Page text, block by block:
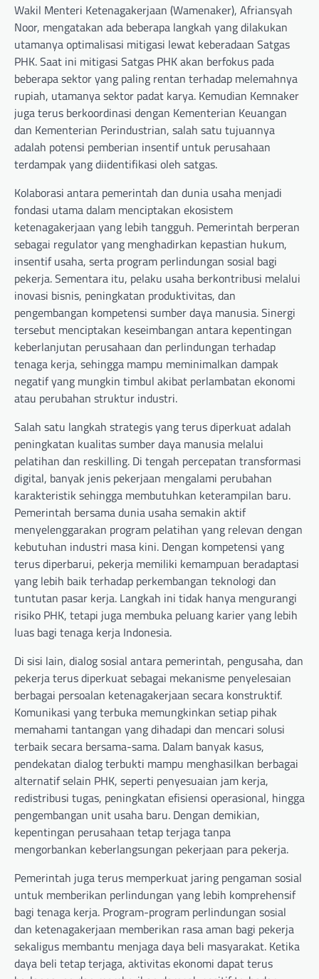
Wakil Menteri Ketenagakerjaan (Wamenaker), Afriansyah
Noor, mengatakan ada beberapa langkah yang dilakukan
utamanya optimalisasi mitigasi lewat keberadaan Satgas
PHK. Saat ini mitigasi Satgas PHK akan berfokus pada
beberapa sektor yang paling rentan terhadap melemahnya
rupiah, utamanya sektor padat karya. Kemudian Kemnaker
juga terus berkoordinasi dengan Kementerian Keuangan
dan Kementerian Perindustrian, salah satu tujuannya
adalah potensi pemberian insentif untuk perusahaan
terdampak yang diidentifikasi oleh satgas.
Kolaborasi antara pemerintah dan dunia usaha menjadi
fondasi utama dalam menciptakan ekosistem
ketenagakerjaan yang lebih tangguh. Pemerintah berperan
sebagai regulator yang menghadirkan kepastian hukum,
insentif usaha, serta program perlindungan sosial bagi
pekerja. Sementara itu, pelaku usaha berkontribusi melalui
inovasi bisnis, peningkatan produktivitas, dan
pengembangan kompetensi sumber daya manusia. Sinergi
tersebut menciptakan keseimbangan antara kepentingan
keberlanjutan perusahaan dan perlindungan terhadap
tenaga kerja, sehingga mampu meminimalkan dampak
negatif yang mungkin timbul akibat perlambatan ekonomi
atau perubahan struktur industri.
Salah satu langkah strategis yang terus diperkuat adalah
peningkatan kualitas sumber daya manusia melalui
pelatihan dan reskilling. Di tengah percepatan transformasi
digital, banyak jenis pekerjaan mengalami perubahan
karakteristik sehingga membutuhkan keterampilan baru.
Pemerintah bersama dunia usaha semakin aktif
menyelenggarakan program pelatihan yang relevan dengan
kebutuhan industri masa kini. Dengan kompetensi yang
terus diperbarui, pekerja memiliki kemampuan beradaptasi
yang lebih baik terhadap perkembangan teknologi dan
tuntutan pasar kerja. Langkah ini tidak hanya mengurangi
risiko PHK, tetapi juga membuka peluang karier yang lebih
luas bagi tenaga kerja Indonesia.
Di sisi lain, dialog sosial antara pemerintah, pengusaha, dan
pekerja terus diperkuat sebagai mekanisme penyelesaian
berbagai persoalan ketenagakerjaan secara konstruktif.
Komunikasi yang terbuka memungkinkan setiap pihak
memahami tantangan yang dihadapi dan mencari solusi
terbaik secara bersama-sama. Dalam banyak kasus,
pendekatan dialog terbukti mampu menghasilkan berbagai
alternatif selain PHK, seperti penyesuaian jam kerja,
redistribusi tugas, peningkatan efisiensi operasional, hingga
pengembangan unit usaha baru. Dengan demikian,
kepentingan perusahaan tetap terjaga tanpa
mengorbankan keberlangsungan pekerjaan para pekerja.
Pemerintah juga terus memperkuat jaring pengaman sosial
untuk memberikan perlindungan yang lebih komprehensif
bagi tenaga kerja. Program-program perlindungan sosial
dan ketenagakerjaan memberikan rasa aman bagi pekerja
sekaligus membantu menjaga daya beli masyarakat. Ketika
daya beli tetap terjaga, aktivitas ekonomi dapat terus